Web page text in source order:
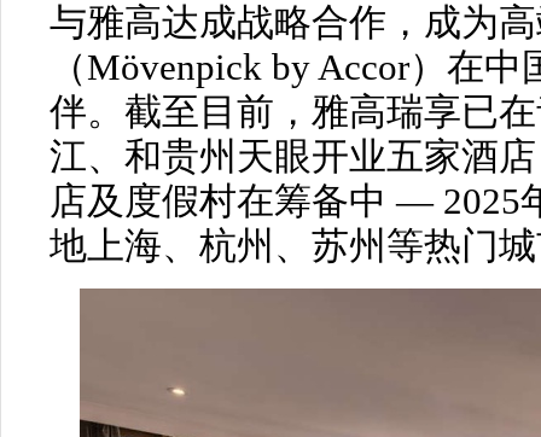
与雅高达成战略合作，成为
（Mövenpick by Accor）在
伴。截至目前，雅高瑞享已
江、和贵州天眼开业五家酒
店及度假村在筹备中 — 2025
地上海、杭州、苏州等热门